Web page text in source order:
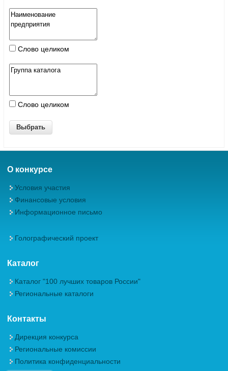
Слово целиком
Слово целиком
О конкурсе
Условия участия
Финансовые условия
Информационное письмо
Голографический проект
Каталог
Каталог "100 лучших товаров России"
Региональные каталоги
Контакты
Дирекция конкурса
Региональные комиссии
Политика конфиденциальности